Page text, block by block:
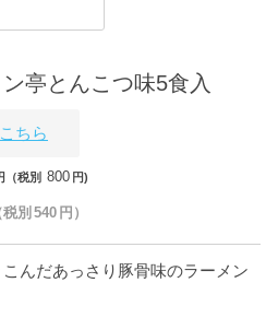
亭とんこつ味5食入
ちら
（税別 800 円)
税別 540 円）
んだあっさり豚骨味のラーメン